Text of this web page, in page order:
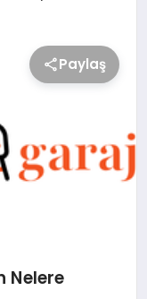
Paylaş
Nelere